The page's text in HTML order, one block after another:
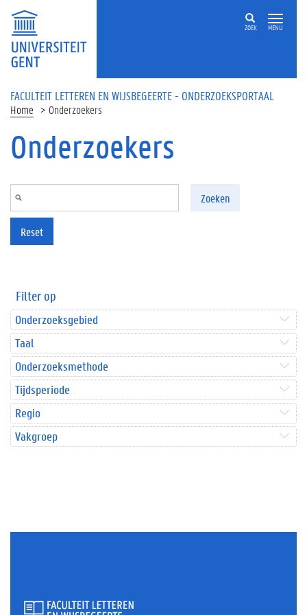
Overslaan en naar de inhoud gaan
ZOEK MENU
FACULTEIT LETTEREN EN WIJSBEGEERTE - ONDERZOEKSPORTAAL
Home Onderzoekers
Onderzoekers
Zoeken
Reset
Filter op
Onderzoeksgebied
Taal
Onderzoeksmethode
Tijdsperiode
Regio
Vakgroep